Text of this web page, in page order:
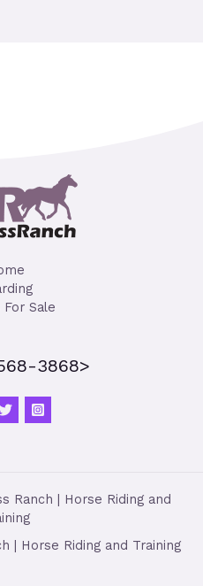
Sale
3868>
Ranch | Horse Riding and
| Horse Riding and Training